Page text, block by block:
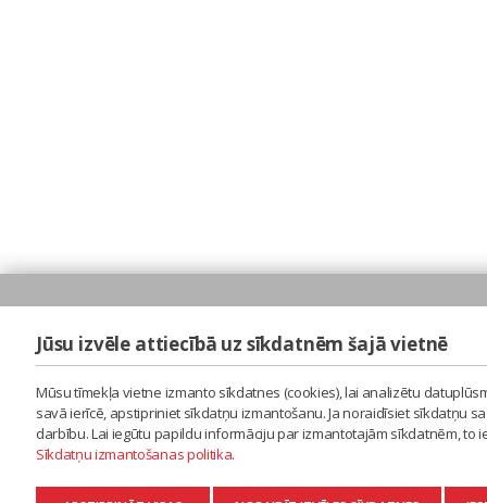
Jūsu izvēle attiecībā uz sīkdatnēm šajā vietnē
Mūsu tīmekļa vietne izmanto sīkdatnes (cookies), lai analizētu
savā ierīcē, apstipriniet sīkdatņu izmantošanu. Ja noraidīsiet sīkdatņu
darbību. Lai iegūtu papildu informāciju par izmantotajām sīkdatnēm,
Sīkdatņu izmantošanas politika.